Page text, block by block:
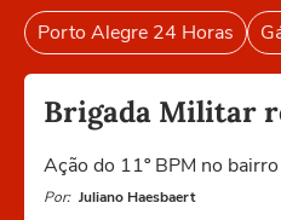
Porto Alegre 24 Horas
Brigada Militar
Ação do 11º BPM no
Por: Juliano Haesbaert